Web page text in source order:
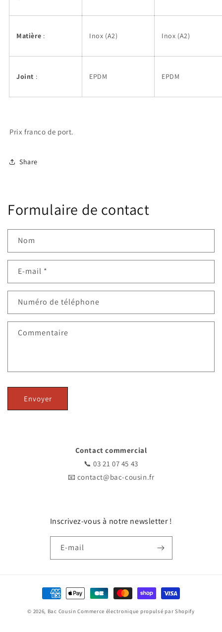
Matière : Inox (A2) Inox (A2)
Joint : EPDM EPDM
Prixfranco de port.
Share
Formulaire de contact
Nom
E-mail *
Numéro de téléphone
Commentaire
Envoyer
Contact commercial
📞03 21 07 45 43
📧 contact@bac-cousin.fr
Inscrivez-vous à notre newsletter !
E-mail
Moyens
de
paiement
© 2026, Bac Cousin Commerce électronique propulsé par Shopify